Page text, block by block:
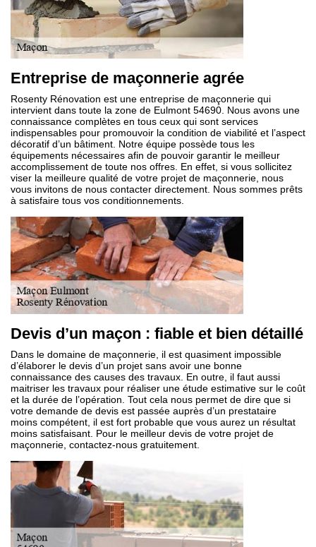
Entreprise de maçonnerie agrée
Rosenty Rénovation est une entreprise de maçonnerie qui
intervient dans toute la zone de Eulmont 54690. Nous avons une
connaissance complètes en tous ceux qui sont services
indispensables pour promouvoir la condition de viabilité et l’aspect
décoratif d’un bâtiment. Notre équipe possède tous les
équipements nécessaires afin de pouvoir garantir le meilleur
accomplissement de toute nos offres. En effet, si vous sollicitez
viser la meilleure qualité de votre projet de maçonnerie, nous
vous invitons de nous contacter directement. Nous sommes prêts
à satisfaire tous vos conditionnements.
Devis d’un maçon : fiable et bien détaillé
Dans le domaine de maçonnerie, il est quasiment impossible
d’élaborer le devis d’un projet sans avoir une bonne
connaissance des causes des travaux. En outre, il faut aussi
maitriser les travaux pour réaliser une étude estimative sur le coût
et la durée de l’opération. Tout cela nous permet de dire que si
votre demande de devis est passée auprès d’un prestataire
moins compétent, il est fort probable que vous aurez un résultat
moins satisfaisant. Pour le meilleur devis de votre projet de
maçonnerie, contactez-nous gratuitement.